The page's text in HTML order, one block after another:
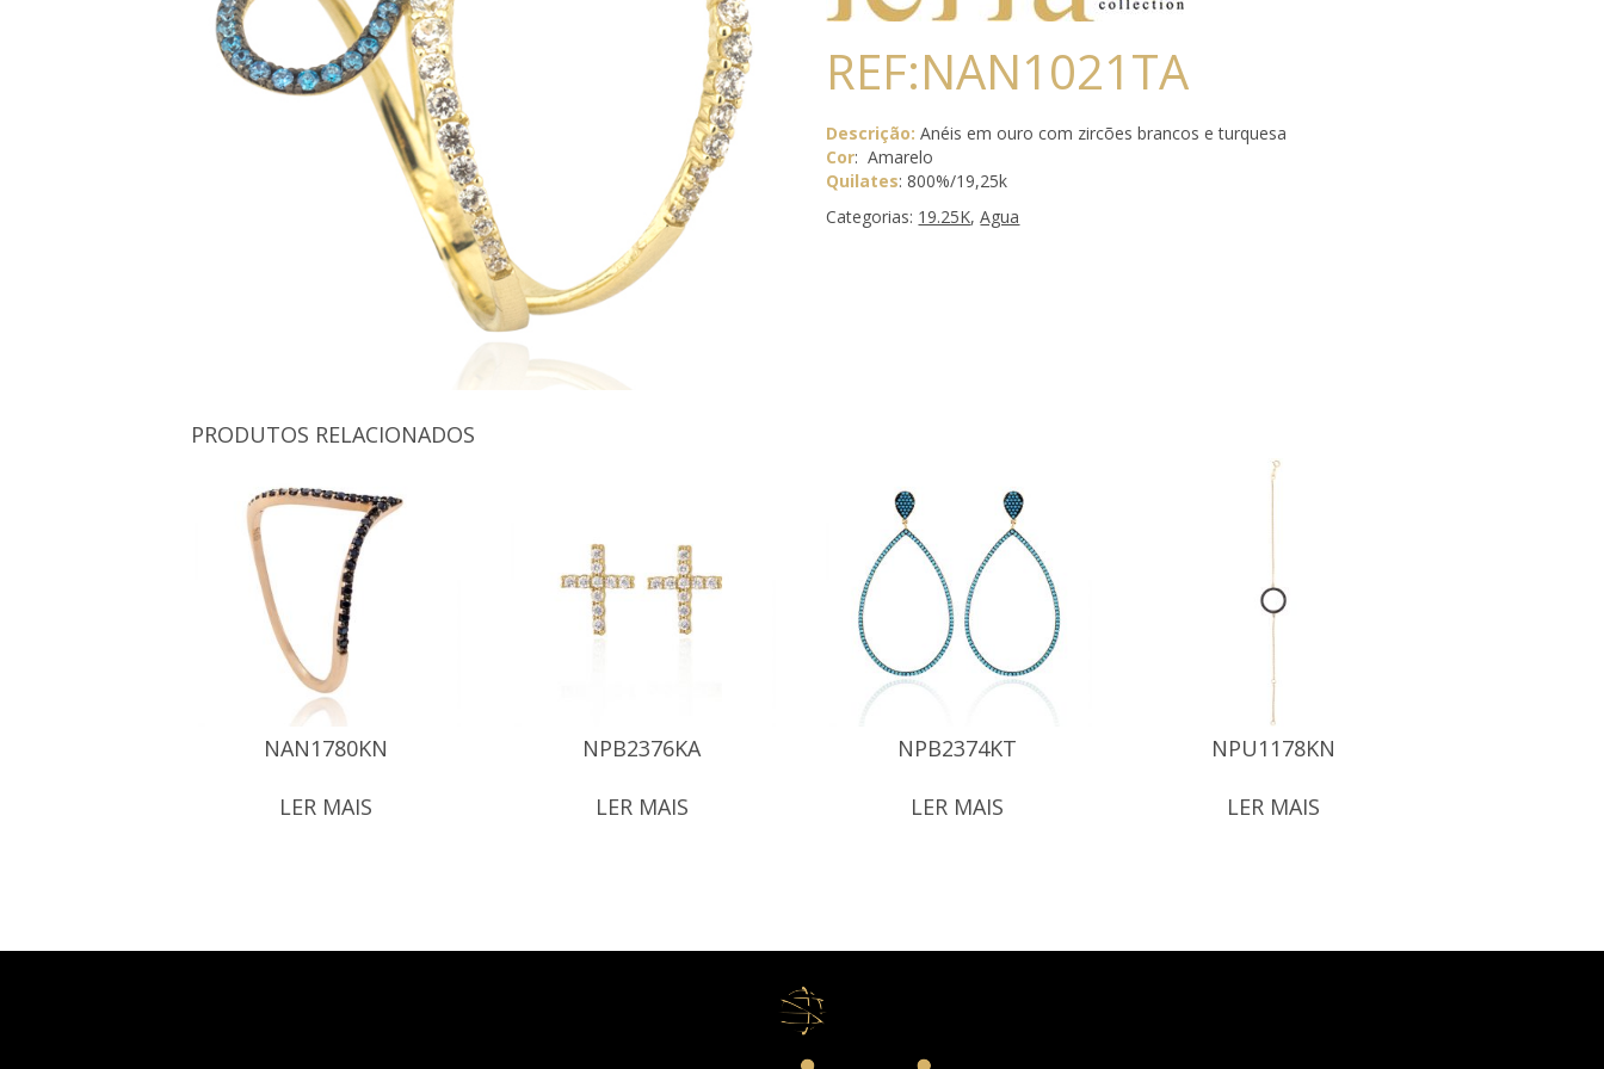
REF:NAN1021TA
Descrição:Anéis em ouro com zircões brancos e turquesa
Cor: Amarelo
Quilates: 800%/19,25k
Categorias: 19.25K,Agua
PRODUTOS RELACIONADOS
NAN1780KN
LER MAIS
NPB2376KA
LER MAIS
NPB2374KT
LER MAIS
NPU1178KN
LER MAIS